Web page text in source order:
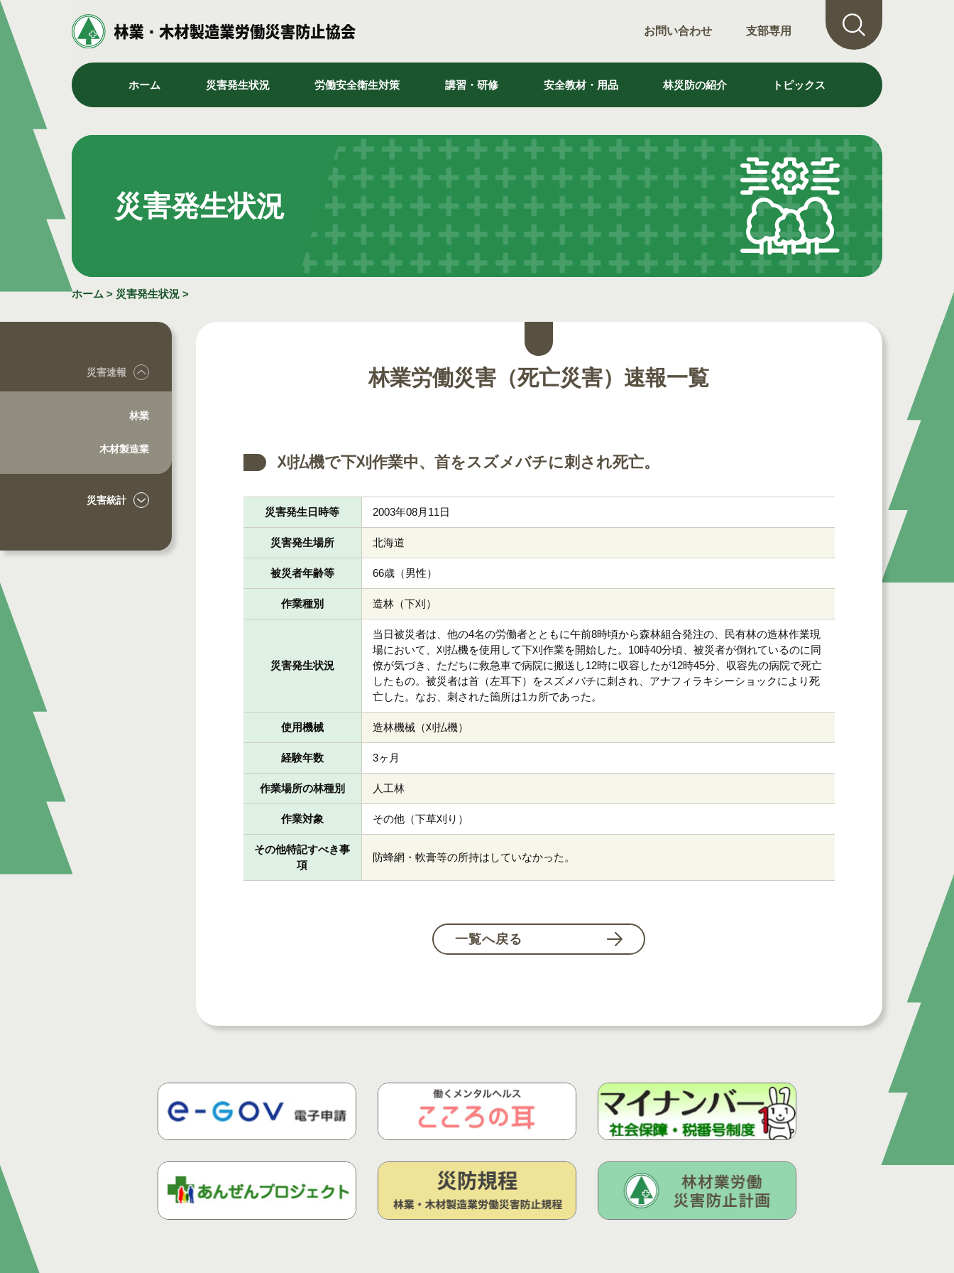
お問い合わせ 支部専用
ホーム 災害発生状況 労働安全衛生対策 講習・研修 安全教材・用品 林災防の紹介 トピックス
災害発生状況
ホーム > 災害発生状況>
災害速報
林業
木材製造業
災害統計
林業労働災害（死亡災害）速報一覧
刈払機で下刈作業中、首をスズメバチに刺され死亡。
災害発生日時等 2003年08月11日
災害発生場所 北海道
被災者年齢等 66歳（男性）
作業種別 造林（下刈）
災害発生状況
当日被災者は、他の4名の労働者とともに午前8時頃から森林組合発注の、民有林の造林作業現
場において、刈払機を使用して下刈作業を開始した。10時40分頃、被災者が倒れているのに同
僚が気づき、ただちに救急車で病院に搬送し12時に収容したが12時45分、収容先の病院で死亡
したもの。被災者は首（左耳下）をスズメバチに刺され、アナフィラキシーショックにより死
亡した。なお、刺された箇所は1カ所であった。
使用機械 造林機械（刈払機）
経験年数 3ヶ月
作業場所の林種別 人工林
作業対象 その他（下草刈り）
その他特記すべき事
項
防蜂網・軟膏等の所持はしていなかった。
一覧へ戻る